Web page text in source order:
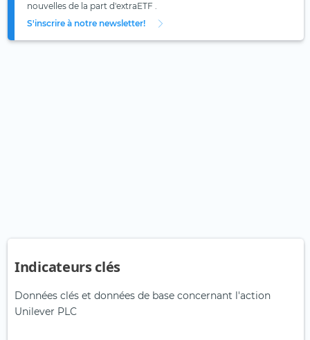
nouvelles de la part d'extraETF .
S'inscrire à notre newsletter!
Indicateurs clés
Données clés et données de base concernant l'action
Unilever PLC